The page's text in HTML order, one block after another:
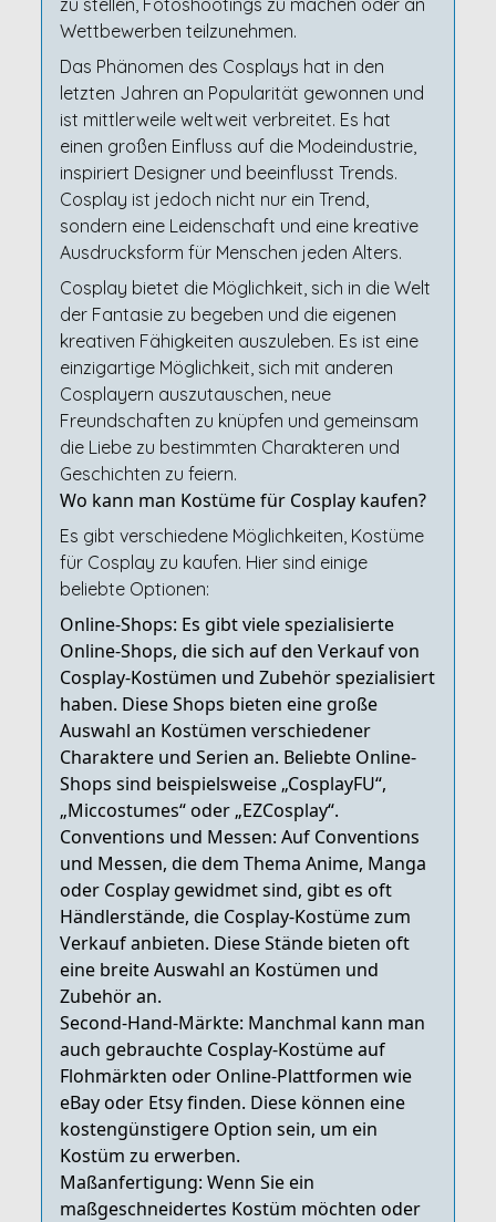
zu stellen, Fotoshootings zu machen oder an
Wettbewerben teilzunehmen.
Das Phänomen des Cosplays hat in den
letzten Jahren an Popularität gewonnen und
ist mittlerweile weltweit verbreitet. Es hat
einen großen Einfluss auf die Modeindustrie,
inspiriert Designer und beeinflusst Trends.
Cosplay ist jedoch nicht nur ein Trend,
sondern eine Leidenschaft und eine kreative
Ausdrucksform für Menschen jeden Alters.
Cosplay bietet die Möglichkeit, sich in die Welt
der Fantasie zu begeben und die eigenen
kreativen Fähigkeiten auszuleben. Es ist eine
einzigartige Möglichkeit, sich mit anderen
Cosplayern auszutauschen, neue
Freundschaften zu knüpfen und gemeinsam
die Liebe zu bestimmten Charakteren und
Geschichten zu feiern.
Wo kann man Kostüme für Cosplay kaufen?
Es gibt verschiedene Möglichkeiten, Kostüme
für Cosplay zu kaufen. Hier sind einige
beliebte Optionen:
Online-Shops: Es gibt viele spezialisierte
Online-Shops, die sich auf den Verkauf von
Cosplay-Kostümen und Zubehör spezialisiert
haben. Diese Shops bieten eine große
Auswahl an Kostümen verschiedener
Charaktere und Serien an. Beliebte Online-
Shops sind beispielsweise „CosplayFU“,
„Miccostumes“ oder „EZCosplay“.
Conventions und Messen: Auf Conventions
und Messen, die dem Thema Anime, Manga
oder Cosplay gewidmet sind, gibt es oft
Händlerstände, die Cosplay-Kostüme zum
Verkauf anbieten. Diese Stände bieten oft
eine breite Auswahl an Kostümen und
Zubehör an.
Second-Hand-Märkte: Manchmal kann man
auch gebrauchte Cosplay-Kostüme auf
Flohmärkten oder Online-Plattformen wie
eBay oder Etsy finden. Diese können eine
kostengünstigere Option sein, um ein
Kostüm zu erwerben.
Maßanfertigung: Wenn Sie ein
maßgeschneidertes Kostüm möchten oder